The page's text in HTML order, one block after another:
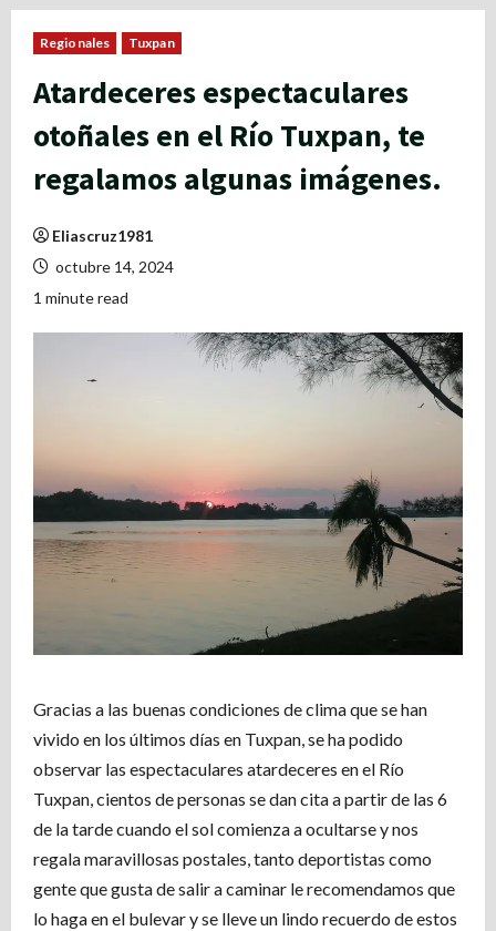
Regionales Tuxpan
Atardeceres espectaculares
otoñales en el Río Tuxpan, te
regalamos algunas imágenes.
Eliascruz1981
octubre 14, 2024
1 minute read
Gracias a las buenas condiciones de clima que se han
vivido en los últimos días en Tuxpan, se ha podido
observar las espectaculares atardeceres en el Río
Tuxpan, cientos de personas se dan cita a partir de las 6
de la tarde cuando el sol comienza a ocultarse y nos
regala maravillosas postales, tanto deportistas como
gente que gusta de salir a caminar le recomendamos que
lo haga en el bulevar y se lleve un lindo recuerdo de estos